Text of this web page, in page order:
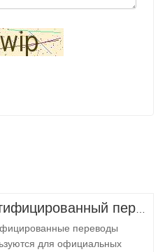
переводы
для официальных